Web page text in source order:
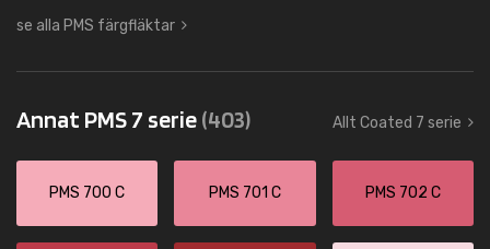
se alla PMS färgfläktar
Annat PMS 7 serie(403) Allt Coated 7 serie
PMS 700 C PMS 701 C PMS 702 C